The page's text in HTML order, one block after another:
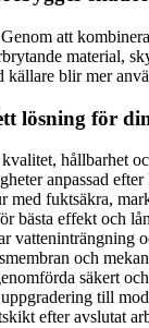
att
material,
blir mer
lösning för
hållbarhet
anpassad
med fuktsäkra,
bästa effekt och
vatteninträngning
och
säkert
till
efter avslutat